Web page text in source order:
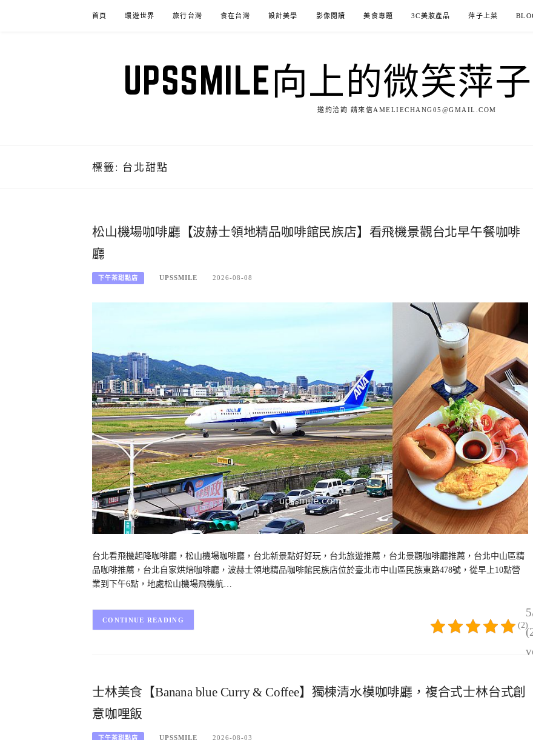
首頁 環遊世界 旅行台灣 食在台灣 設計美學 影像閱讀 美食專題 3C美妝產品 萍子上菜
UPSSMILE向上的微笑萍
邀約洽詢 請來信AMELIECHANG05@GMAIL.COM
標籤: 台北甜點
松山機場咖啡廳【波赫士領地精品咖啡館民族店】看飛機景觀台北早午餐咖啡
廳
下午茶甜點店 UPSSMILE 2026-08-08
台北看飛機起降咖啡廳，松山機場咖啡廳，台北新景點好好玩，台北旅遊推薦，台北景觀咖啡廳推薦，台北中山區精
品咖啡推薦，台北自家烘焙咖啡廳，波赫士領地精品咖啡館民族店位於臺北市中山區民族東路478號，從早上10點營
業到下午6點，地處松山機場飛機航…
(2)
CONTINUE READING
士林美食【Banana blue Curry & Coffee】獨棟清水模咖啡廳，複合式士林台式創
意咖哩飯
下午茶甜點店 UPSSMILE 2026-08-03